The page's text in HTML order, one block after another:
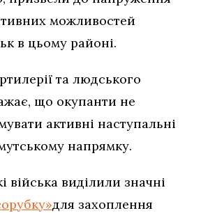
можливостей
в цьому районі.
та людського
що окупанти не
активні наступальні
напрямку.
війська виділили значні
для захоплення